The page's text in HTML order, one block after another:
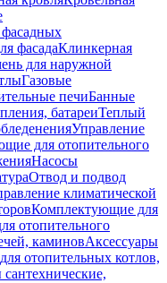
фасадаКлинкерная
для наружной
Газовые
печиБанные
батареиТеплый
Управление
для отопительного
Насосы
Отвод и подвод
климатической
Комплектующие для
отопительного
каминовАксессуары
отопительных котлов,